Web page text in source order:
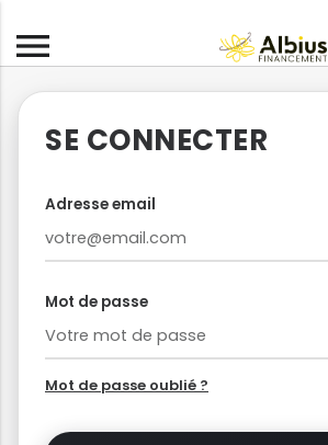
menu
SE CONNECTER
Adresse email
Mot de passe
Mot de passe oublié ?